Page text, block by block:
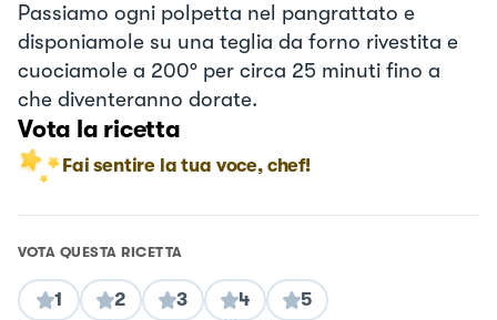
Passiamo ogni polpetta nel pangrattato e
disponiamole su una teglia da forno rivestita e
cuociamole a 200° per circa 25 minuti fino a
che diventeranno dorate.
Vota la ricetta
Fai sentire la tua voce, chef!
VOTA QUESTA RICETTA
1 2 3 4 5